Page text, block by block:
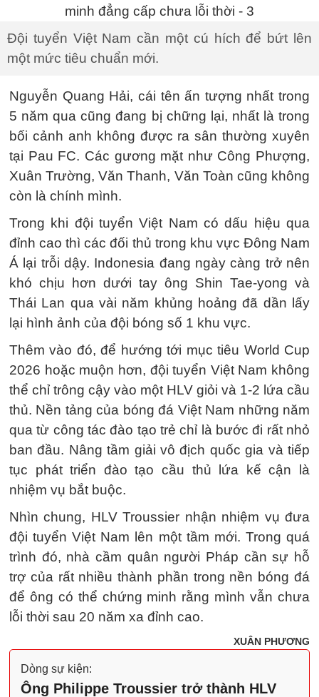
Đội tuyển Việt Nam cần một cú hích để bứt lên
một mức tiêu chuẩn mới.
Nguyễn Quang Hải, cái tên ấn tượng nhất trong
5 năm qua cũng đang bị chững lại, nhất là trong
bối cảnh anh không được ra sân thường xuyên
tại Pau FC. Các gương mặt như Công Phượng,
Xuân Trường, Văn Thanh, Văn Toàn cũng không
còn là chính mình.
Trong khi đội tuyển Việt Nam có dấu hiệu qua
đỉnh cao thì các đối thủ trong khu vực Đông Nam
Á lại trỗi dậy. Indonesia đang ngày càng trở nên
khó chịu hơn dưới tay ông Shin Tae-yong và
Thái Lan qua vài năm khủng hoảng đã dần lấy
lại hình ảnh của đội bóng số 1 khu vực.
Thêm vào đó, để hướng tới mục tiêu World Cup
2026 hoặc muộn hơn, đội tuyển Việt Nam không
thể chỉ trông cậy vào một HLV giỏi và 1-2 lứa cầu
thủ. Nền tảng của bóng đá Việt Nam những năm
qua từ công tác đào tạo trẻ chỉ là bước đi rất nhỏ
ban đầu. Nâng tầm giải vô địch quốc gia và tiếp
tục phát triển đào tạo cầu thủ lứa kế cận là
nhiệm vụ bắt buộc.
Nhìn chung, HLV Troussier nhận nhiệm vụ đưa
đội tuyển Việt Nam lên một tầm mới. Trong quá
trình đó, nhà cầm quân người Pháp cần sự hỗ
trợ của rất nhiều thành phần trong nền bóng đá
để ông có thể chứng minh rằng mình vẫn chưa
lỗi thời sau 20 năm xa đỉnh cao.
XUÂN PHƯƠNG
Dòng sự kiện:
Ông Philippe Troussier trở thành HLV